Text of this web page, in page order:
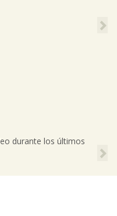
durante los últimos